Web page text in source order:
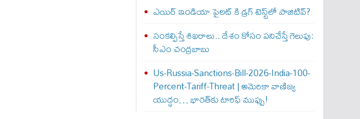
ఎయిర్‌ ఇండియా పైలట్‌ కి డ్రగ్‌ టెస్ట్‌లో పాజిటివ్‌?
సంకల్పిస్తే శిఖరాలు.. దేశం కోసం పనిచేస్తే గెలుపు:
సీఎం చంద్రబాబు
Us-Russia-Sanctions-Bill-2026-India-100-
Percent-Tariff-Threat | అమెరికా వాణిజ్య
యుద్ధం… భారత్‌కు టారిఫ్ ముప్పు!